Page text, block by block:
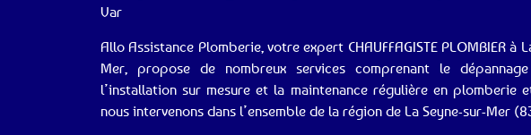
Var
Allo Assistance Plomberie, votre expert CHAUFFAGISTE PLOMBIER à
Mer, propose de nombreux services comprenant le dépannage
l’installation sur mesure et la maintenance régulière en plomberie
nous intervenons dans l’ensemble de la région de La Seyne-sur-Mer